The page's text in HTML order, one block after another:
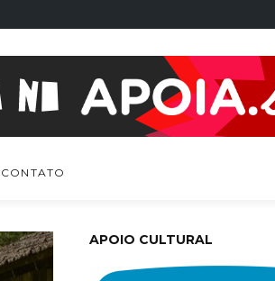
CONTATO
APOIO CULTURAL